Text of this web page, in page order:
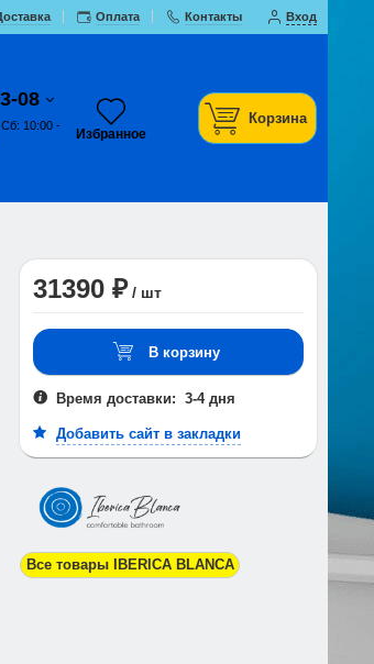
Оплата Контакты Вход
08
10:00 -
Избранное
Корзина
31390 ₽/ шт
В корзину
Время доставки: 3-4 дня
Добавить сайт в закладки
Все товары IBERICA BLANCA